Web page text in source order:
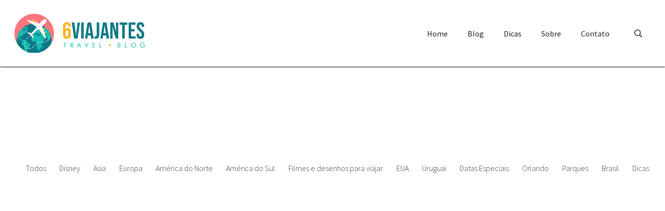
Home Blog Dicas Sobre Contato
Todos Disney Asia Europa América do Norte América do Sul Filmes e desenhos para viajar EUA Uruguai Datas Especiais Orlando Parques Brasil Dicas